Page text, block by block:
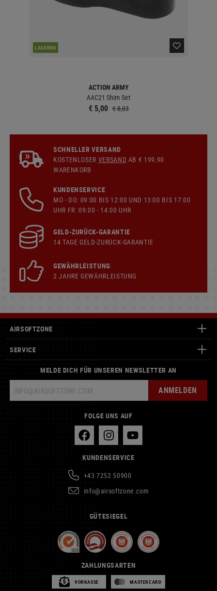
LAGERND
ACTION ARMY
AAC21 Shim Set
€ 5,00 € 8,03
SCHNELLER VERSAND
KOSTENLOSER VERSAND AB € 199,90
WARENKORB
KUNDENSERVICE
MO - DO: 09:00 BIS 12:00 UND 13:00 BIS 17:00
UHR FR: 09:00 - 14:00 UHR
GELD-ZURÜCK-GARANTIE
14 TAGE GELD-ZURÜCK-GARANTIE
GEWÄHRLEISTUNG
2 JAHRE GEWÄHRLEISTUNG
AIRSOFTZONE
SERVICE
MELDE DICH FÜR UNSEREN NEWSLETTER AN
ANMELDEN
FOLGE UNS AUF
KUNDENSERVICE
+43 7252 50900
info@airsoftzone.com
GÜTESIEGEL
ZAHLUNGSARTEN
VORKASSE MASTERCARD